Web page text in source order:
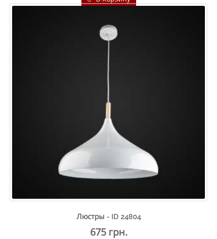
Люстры - ID 24804
675 грн.